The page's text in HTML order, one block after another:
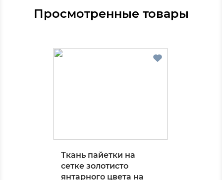
Просмотренные товары
Ткань пайетки на
сетке золотисто
янтарного цвета на